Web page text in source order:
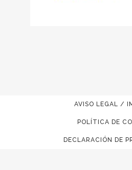
AVISO LEGAL /
POLÍTICA DE
DECLARACIÓN DE